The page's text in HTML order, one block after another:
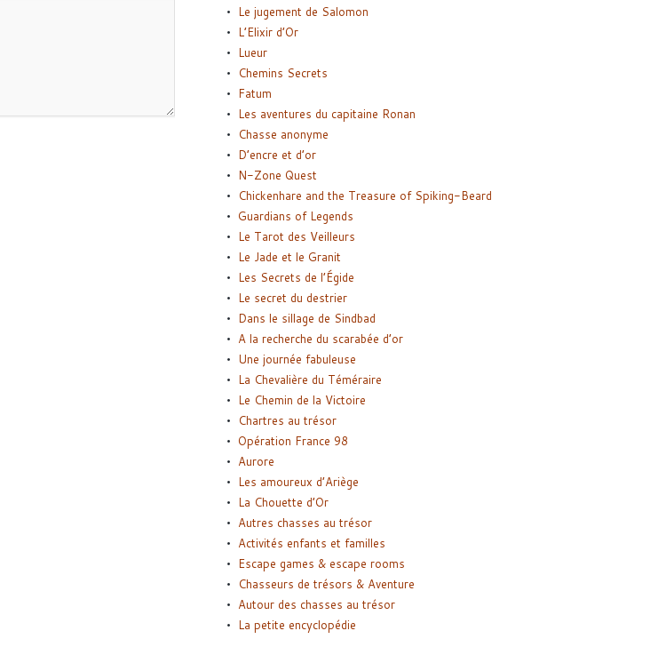
Le jugement de Salomon
L’Elixir d’Or
Lueur
Chemins Secrets
Fatum
Les aventures du capitaine Ronan
Chasse anonyme
D’encre et d’or
N-Zone Quest
Chickenhare and the Treasure of Spiking-Beard
Guardians of Legends
Le Tarot des Veilleurs
Le Jade et le Granit
Les Secrets de l’Égide
Le secret du destrier
Dans le sillage de Sindbad
A la recherche du scarabée d’or
Une journée fabuleuse
La Chevalière du Téméraire
Le Chemin de la Victoire
Chartres au trésor
Opération France 98
Aurore
Les amoureux d’Ariège
La Chouette d’Or
Autres chasses au trésor
Activités enfants et familles
Escape games & escape rooms
Chasseurs de trésors & Aventure
Autour des chasses au trésor
La petite encyclopédie